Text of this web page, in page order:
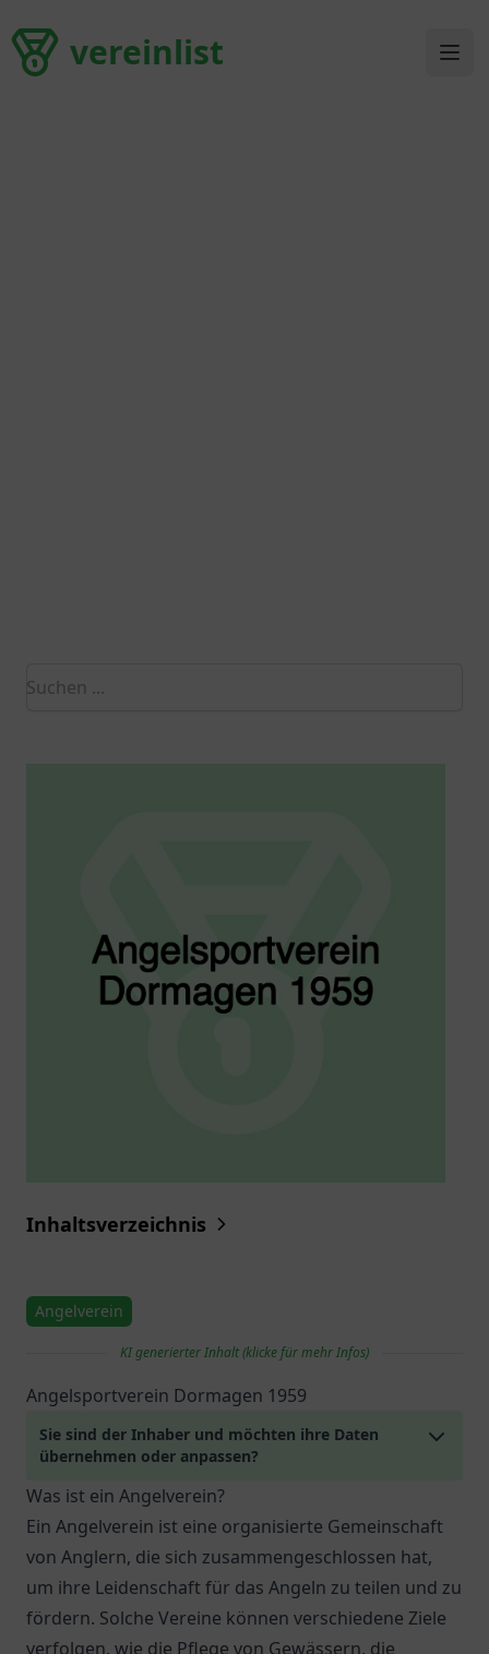
vereinlistvereinlist
Inhaltsverzeichnis
Angelverein
KI generierter Inhalt (klicke für mehr Infos)
Angelsportverein Dormagen 1959
Sie sind der Inhaber und möchten ihre Daten
übernehmen oder anpassen?
Was ist ein Angelverein?
Ein Angelverein ist eine organisierte Gemeinschaft
von Anglern, die sich zusammengeschlossen hat,
um ihre Leidenschaft für das Angeln zu teilen und zu
fördern. Solche Vereine können verschiedene Ziele
verfolgen, wie die Pflege von Gewässern, die